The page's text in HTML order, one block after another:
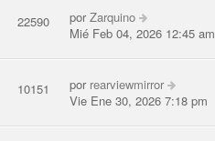
22590 porZarquino
Mié Feb 04, 2026 12:45 am
10151 por rearviewmirror
Vie Ene 30, 2026 7:18 pm